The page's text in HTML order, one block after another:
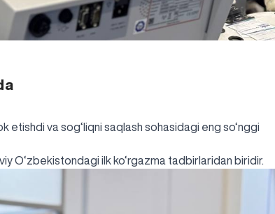
etishdi va sog‘liqni saqlash sohasidagi eng so‘nggi
O‘zbekistondagi ilk ko‘rgazma tadbirlaridan biridir.